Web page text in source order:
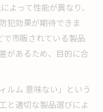
よって性能が異なり、
犯効果が期待できま
で市販されている製品
があるため、目的に合
ルム 意味ない」という
と適切な製品選びによ